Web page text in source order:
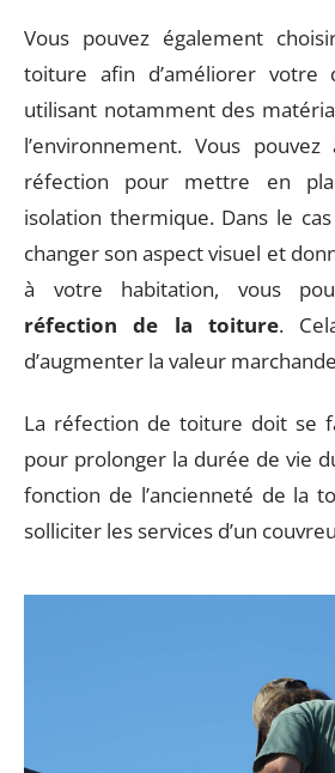
Vous pouvez également
toiture afin d’améliorer votre
utilisant notamment des
l’environnement. Vous
réfection pour mettre en
isolation thermique. Dans le
changer son aspect visuel et
à votre habitation, vous
réfection de la toiture.
d’augmenter la valeur
La réfection de toiture doit se
pour prolonger la durée de vie
fonction de l’ancienneté de la
solliciter les services d’un